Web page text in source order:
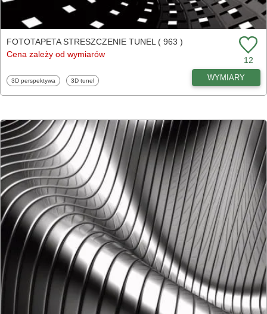
FOTOTAPETA STRESZCZENIE TUNEL ( 963 )
Cena zależy od wymiarów
12
Fototapety
3D perspektywa Fototapety
3D tunel WYMIARY